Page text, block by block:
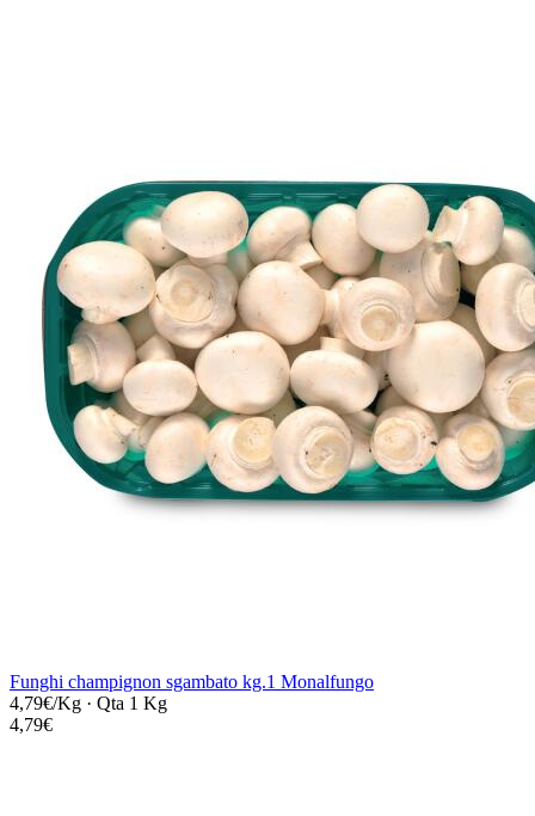
Funghi champignon sgambato kg.1 Monalfungo
4,79€/Kg · Qta 1 Kg
4,79€